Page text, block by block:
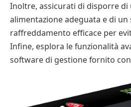
Inoltre, assicurati di disporre di
alimentazione adeguata e di un
raffreddamento efficace per
Infine, esplora le funzionalità
software di gestione fornito